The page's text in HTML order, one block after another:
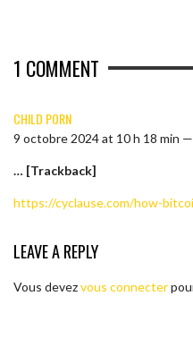
1 COMMENT
CHILD PORN
9 octobre 2024 at 10 h 18 min —
… [Trackback]
https://cyclause.com/how-
LEAVE A REPLY
Vous devezvous connecter